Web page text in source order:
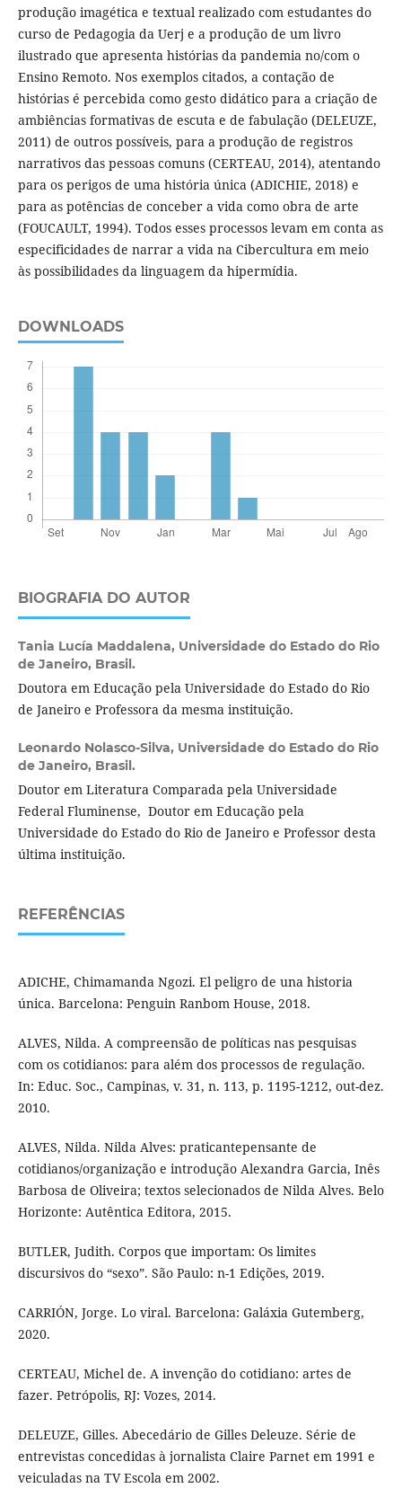
produção imagética e textual realizado com estudantes do
curso de Pedagogia da Uerj e a produção de um livro
ilustrado que apresenta histórias da pandemia no/com o
Ensino Remoto. Nos exemplos citados, a contação de
histórias é percebida como gesto didático para a criação de
ambiências formativas de escuta e de fabulação (DELEUZE,
2011) de outros possíveis, para a produção de registros
narrativos das pessoas comuns (CERTEAU, 2014), atentando
para os perigos de uma história única (ADICHIE, 2018) e
para as potências de conceber a vida como obra de arte
(FOUCAULT, 1994). Todos esses processos levam em conta as
especificidades de narrar a vida na Cibercultura em meio
às possibilidades da linguagem da hipermídia.
DOWNLOADS
BIOGRAFIA DO AUTOR
Tania Lucía Maddalena, Universidade do Estado do Rio
de Janeiro, Brasil.
Doutora em Educação pela Universidade do Estado do Rio
de Janeiro e Professora da mesma instituição.
Leonardo Nolasco-Silva, Universidade do Estado do Rio
de Janeiro, Brasil.
Doutor em Literatura Comparada pela Universidade
Federal Fluminense, Doutor em Educação pela
Universidade do Estado do Rio de Janeiro e Professor desta
última instituição.
REFERÊNCIAS
ADICHE, Chimamanda Ngozi. El peligro de una historia
única. Barcelona: Penguin Ranbom House, 2018.
ALVES, Nilda. A compreensão de políticas nas pesquisas
com os cotidianos: para além dos processos de regulação.
In: Educ. Soc., Campinas, v. 31, n. 113, p. 1195-1212, out-dez.
2010.
ALVES, Nilda. Nilda Alves: praticantepensante de
cotidianos/organização e introdução Alexandra Garcia, Inês
Barbosa de Oliveira; textos selecionados de Nilda Alves. Belo
Horizonte: Autêntica Editora, 2015.
BUTLER, Judith. Corpos que importam: Os limites
discursivos do “sexo”. São Paulo: n-1 Edições, 2019.
CARRIÓN, Jorge. Lo viral. Barcelona: Galáxia Gutemberg,
2020.
CERTEAU, Michel de. A invenção do cotidiano: artes de
fazer. Petrópolis, RJ: Vozes, 2014.
DELEUZE, Gilles. Abecedário de Gilles Deleuze. Série de
entrevistas concedidas à jornalista Claire Parnet em 1991 e
veiculadas na TV Escola em 2002.